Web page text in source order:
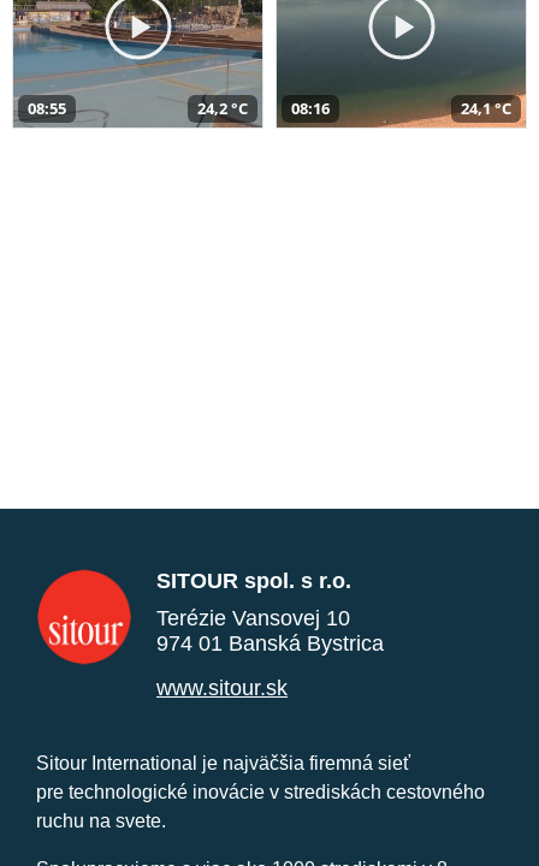
08:55 24,2 °C 08:16 24,1 °C
SITOUR spol. s r.o.
Terézie Vansovej 10
974 01 Banská Bystrica
www.sitour.sk
Sitour International je najväčšia firemná sieť
pre technologické inovácie v strediskách cestovného
ruchu na svete.